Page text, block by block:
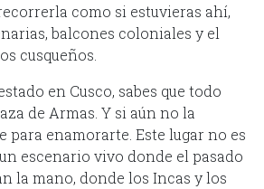
como si estuvieras ahí,
balcones coloniales y el
cusqueños.
en Cusco, sabes que todo
de Armas. Y si aún no la
para enamorarte. Este lugar no es
escenario vivo donde el pasado
la mano, donde los Incas y los